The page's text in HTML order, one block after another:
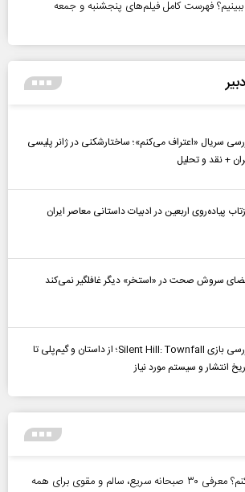
فهرست کامل فیلم‌های پنجشنبه و جمعه
سریال «اعتراف می‌کنم»؛ ساختارشکنی در ژانر پلیسی
+ نقد و تحلیل
پیاده‌روی اربعین در ادبیات داستانی معاصر ایران
سروش صحت در «استخر» دیگر غافلگیر نمی‌کند
بررسی بازی Silent Hill: Townfall؛ از داستان و گیم‌پلی تا
انتشار و سیستم مورد نیاز
صبحانه چی درست کنم؟ معرفی ۳۰ صبحانه سریع، سالم و مقوی برای همه